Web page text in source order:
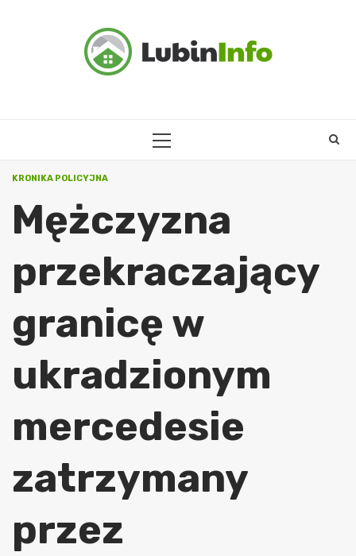
PRIMARY
KRONIKA POLICYJNA
Mężczyzna
przekraczający
granicę w
ukradzionym
mercedesie
zatrzymany
przez